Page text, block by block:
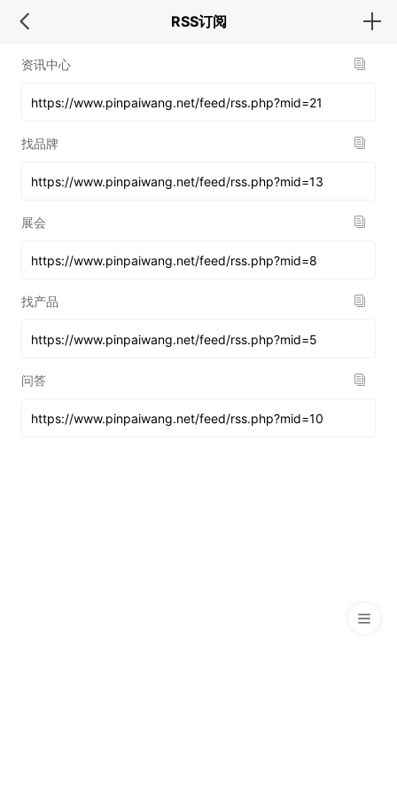
RSS订阅
资讯中心
找品牌
展会
找产品
问答